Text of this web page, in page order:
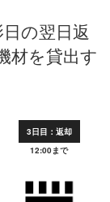
の翌日返
材を貸出す
3日目：返却
12:00まで